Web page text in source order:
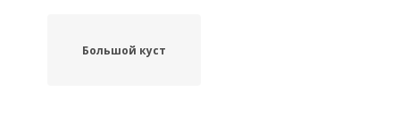
Большой куст